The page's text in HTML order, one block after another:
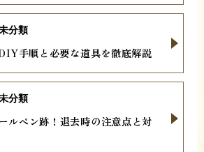
手順と必要な道具を徹底解説
分類
ルペン跡！退去時の注意点と対
分類